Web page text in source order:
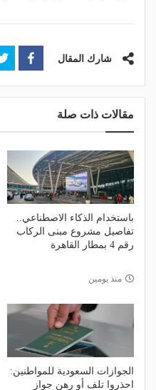
شارك المقال
مقالات ذات صلة
باستخدام الذكاء الاصطناعي..
تفاصيل مشروع مبنى الركاب
رقم 4 بمطار القاهرة
منذ يومين
الجوازات السعودية للمواطنين:
احذروا تلف أو رهن جواز